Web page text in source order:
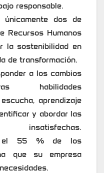
responsable.
únicamente dos de
Recursos Humanos
la sostenibilidad en
de transformación.
a los cambios
habilidades
aprendizaje
y abordar las
el 55 % de los
que su empresa